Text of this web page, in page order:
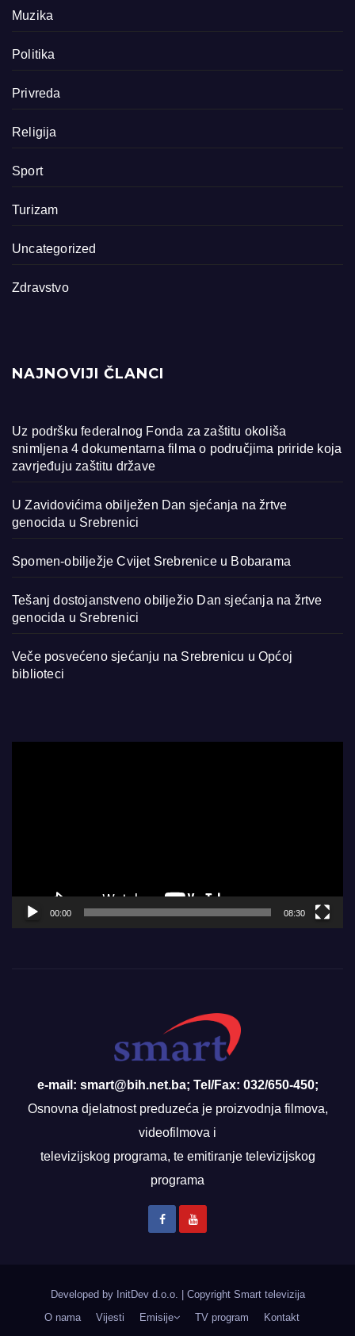
Muzika
Politika
Privreda
Religija
Sport
Turizam
Uncategorized
Zdravstvo
NAJNOVIJI ČLANCI
Uz podršku federalnog Fonda za zaštitu okoliša
snimljena 4 dokumentarna filma o područjima priride koja
zavrjeđuju zaštitu države
U Zavidovićima obilježen Dan sjećanja na žrtve
genocida u Srebrenici
Spomen-obilježje Cvijet Srebrenice u Bobarama
Tešanj dostojanstveno obilježio Dan sjećanja na žrtve
genocida u Srebrenici
Veče posvećeno sjećanju na Srebrenicu u Općoj
biblioteci
00:00 08:30
e-mail: smart@bih.net.ba; Tel/Fax: 032/650-450;
Osnovna djelatnost preduzeća je proizvodnja filmova,
videofilmova i
televizijskog programa, te emitiranje televizijskog
programa
Developed by InitDev d.o.o.
Copyright Smart televizija
O nama
Vijesti Emisije TV program Kontakt